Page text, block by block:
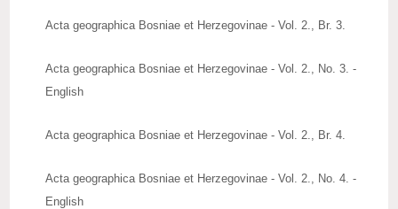
ZNAČAJNI DATUMI
Acta geographica Bosniae et Herzegovinae - Vol. 2., Br. 3.
Acta geographica Bosniae et Herzegovinae - Vol. 2., No. 3. -
English
Acta geographica Bosniae et Herzegovinae - Vol. 2., Br. 4.
Acta geographica Bosniae et Herzegovinae - Vol. 2., No. 4. -
English